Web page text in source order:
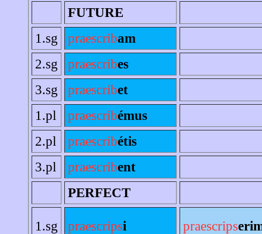
FUTURE
1.sg
praescribam
2.sg
praescribes
3.sg
praescribet
1.pl
praescribémus
2.pl
praescribétis
3.pl
praescribent
PERFECT
1.sg praescripsi praescrips